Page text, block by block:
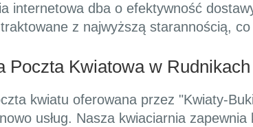
internetowa dba o efektywność
z najwyższą starannością,
Poczta Kwiatowa w Rudnikach
kwiatu oferowana przez "Kwiaty-
usług. Nasza kwiaciarnia